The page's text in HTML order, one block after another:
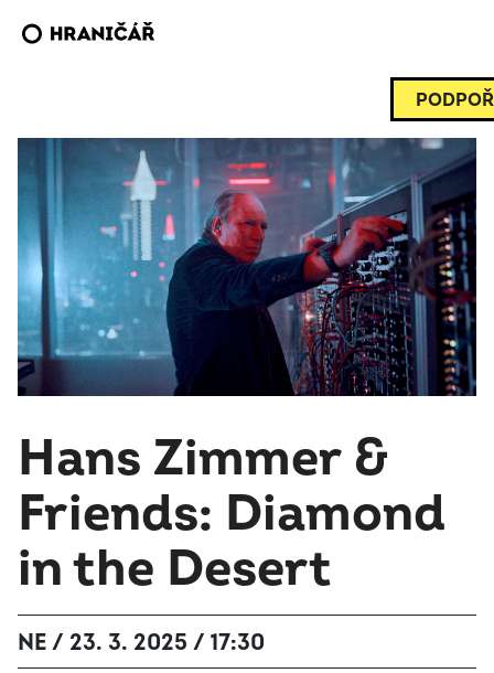
Hans Zimmer &
Friends: Diamond
in the Desert
NE / 23. 3. 2025 / 17:30